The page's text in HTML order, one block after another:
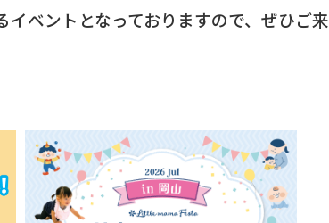
ベントとなっておりますので、ぜひご来